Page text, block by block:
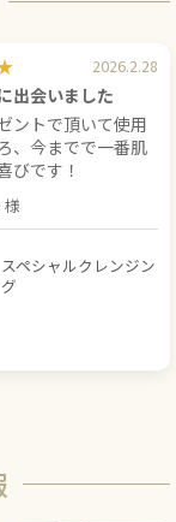
2026.2.28
出会いました
ントで頂いて使用
、今までで一番肌
びです！
スペシャルクレンジン
グ